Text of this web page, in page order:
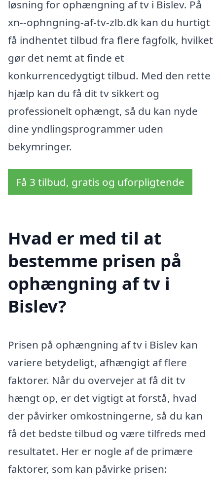
løsning for ophængning af tv i Bislev. På
xn--ophngning-af-tv-zlb.dk kan du hurtigt
få indhentet tilbud fra flere fagfolk, hvilket
gør det nemt at finde et
konkurrencedygtigt tilbud. Med den rette
hjælp kan du få dit tv sikkert og
professionelt ophængt, så du kan nyde
dine yndlingsprogrammer uden
bekymringer.
Få 3 tilbud, gratis og uforpligtende
Hvad er med til at
bestemme prisen på
ophængning af tv i
Bislev?
Prisen på ophængning af tv i Bislev kan
variere betydeligt, afhængigt af flere
faktorer. Når du overvejer at få dit tv
hængt op, er det vigtigt at forstå, hvad
der påvirker omkostningerne, så du kan
få det bedste tilbud og være tilfreds med
resultatet. Her er nogle af de primære
faktorer, som kan påvirke prisen: